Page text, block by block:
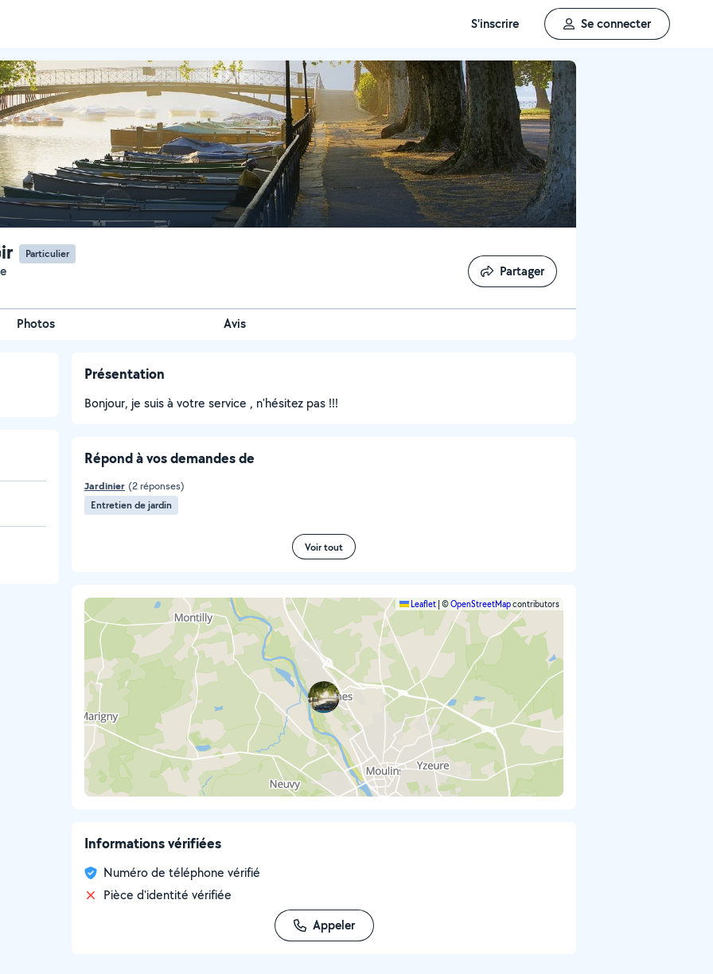
S'inscrire Se connecter
Particulier
Partager
Partager
Photos Avis
Présentation
Bonjour, je suis à votre service , n'hésitez pas !!!
Répond à vos demandes de
Jardinier (2 réponses)
Entretien de jardin
Voir tout
Leaflet ©OpenStreetMapcontributors
Informations vérifiées
Numéro de téléphone vérifié
Pièce d'identité vérifiée
Appeler